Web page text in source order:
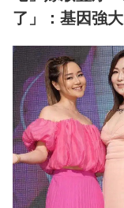
了」：基因強大